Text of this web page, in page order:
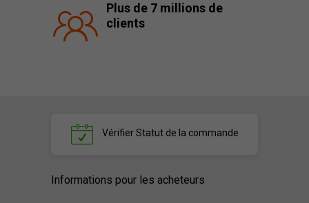
Plus de 7 millions de
clients
VérifierStatut de la commande
Informations pour les acheteurs